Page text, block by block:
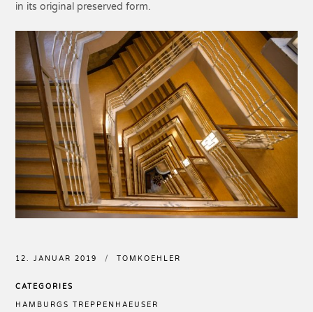
in its original preserved form.
12. JANUAR 2019 TOMKOEHLER
CATEGORIES
HAMBURGS TREPPENHAEUSER